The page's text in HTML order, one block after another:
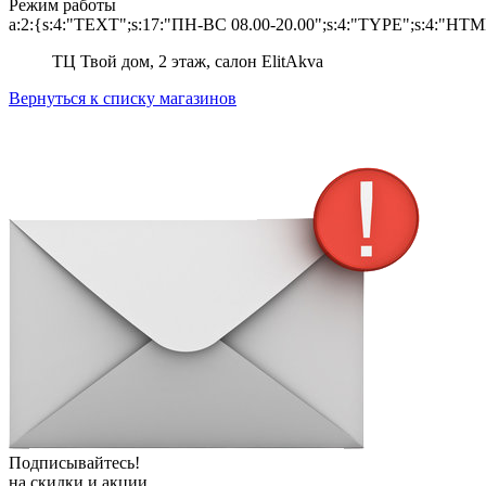
Режим работы
a:2:{s:4:"TEXT";s:17:"ПН-ВС 08.00-
ТЦ Твой дом, 2 этаж, салон ElitAkva
Вернуться к списку магазинов
Подписывайтесь!
на скидки и акции